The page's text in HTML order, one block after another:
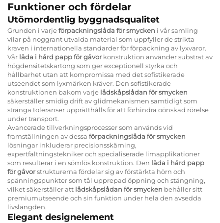
Funktioner och fördelar
Utömordentlig byggnadsqualitet
Grunden i varjeförpackningslåda för smycken i vår samling
vilar på noggrant utvalda material som uppfyller de strikta
kraven i internationella standarder för förpackning av lyxvaror.
Vår låda i hård papp för gåvorkonstruktion använder substrat av
högdensitetskartong som ger exceptionell styrka och
hållbarhet utan att kompromissa med det sofistikerade
utseendet som lyxmärken kräver. Den sofistikerade
konstruktionen bakom varje lådskåpslådan för smycken
säkerställer smidig drift av glidmekanismen samtidigt som
stränga toleranser upprätthålls för att förhindra oönskad rörelse
under transport.
Avancerade tillverkningsprocesser som används vid
framställningen av dessa förpackningslåda för smycken
lösningar inkluderar precisionsskärning,
expertfaltningstekniker och specialiserade limapplikationer
som resulterar i en sömlös konstruktion. Den låda i hård papp
för gåvorstrukturerna fördelar sig av förstärkta hörn och
spänningspunkter som tål upprepad öppning och stängning,
vilket säkerställer att lådskåpslådan för smycken behåller sitt
premiumutseende och sin funktion under hela den avsedda
livslängden.
Elegant designelement